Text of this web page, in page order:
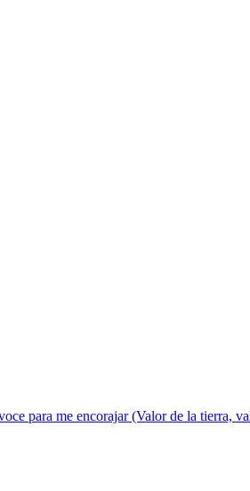
para me encorajar (Valor de la tierra,